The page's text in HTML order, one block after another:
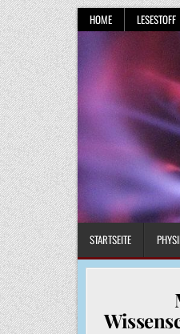
Skip
to
content
HOME LESESTOFF
STARTSEITE